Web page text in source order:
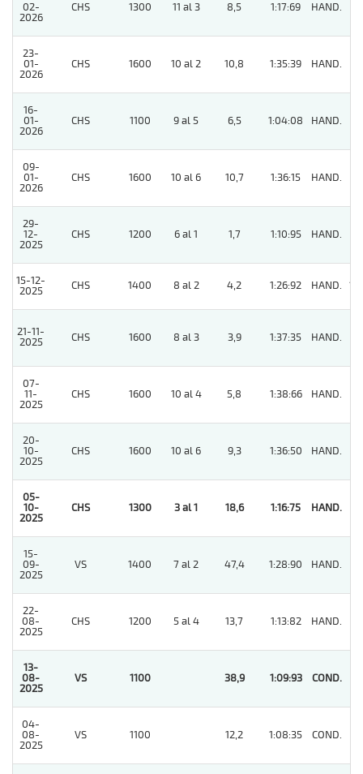
02-
2026
CHS 1300 11 al 3 8,5 1:17:69 HAND.
23-
01-
2026
CHS 1600 10 al 2 10,8 1:35:39 HAND.
16-
01-
2026
CHS 1100 9 al 5 6,5 1:04:08 HAND.
09-
01-
2026
CHS 1600 10 al 6 10,7 1:36:15 HAND.
29-
12-
2025
CHS 1200 6 al 1 1,7 1:10:95 HAND.
15-12-
2025
CHS 1400 8 al 2 4,2 1:26:92 HAND. 10
21-11-
2025
CHS 1600 8 al 3 3,9 1:37:35 HAND.
07-
11-
2025
CHS 1600 10 al 4 5,8 1:38:66 HAND.
20-
10-
2025
CHS 1600 10 al 6 9,3 1:36:50 HAND.
05-
10-
2025
CHS 1300 3 al 1 18,6 1:16:75 HAND.
15-
09-
2025
VS 1400 7 al 2 47,4 1:28:90 HAND.
22-
08-
2025
CHS 1200 5 al 4 13,7 1:13:82 HAND.
13-
08-
2025
VS 1100 38,9 1:09:93 COND.
04-
08-
2025
VS 1100 12,2 1:08:35 COND.